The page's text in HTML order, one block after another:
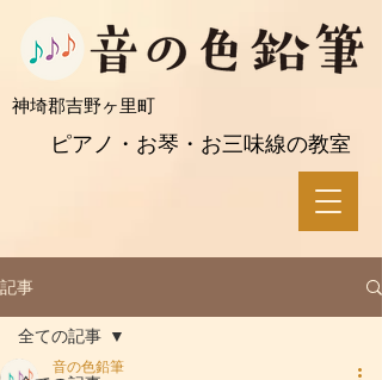
ピアノ・お琴・お三味線の教室
​神埼郡吉野ヶ里町
記事
全ての記事
音の色鉛筆